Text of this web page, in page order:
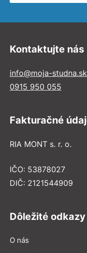
Kontaktujte nás
info@moja-studna.sk
0915 950 055
Fakturačné
RIA MONT s. r. o.
IČO: 53878027
DIČ: 2121544909
Dôležité odkazy
O nás